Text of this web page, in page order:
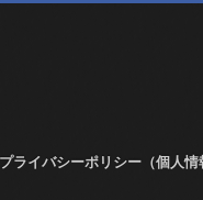
プライバシーポリシー（個人情